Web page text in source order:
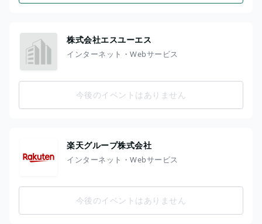
株式会社エスユーエス
インターネット・Webサービス
今後のイベントはありません
楽天グループ株式会社
インターネット・Webサービス
今後のイベントはありません